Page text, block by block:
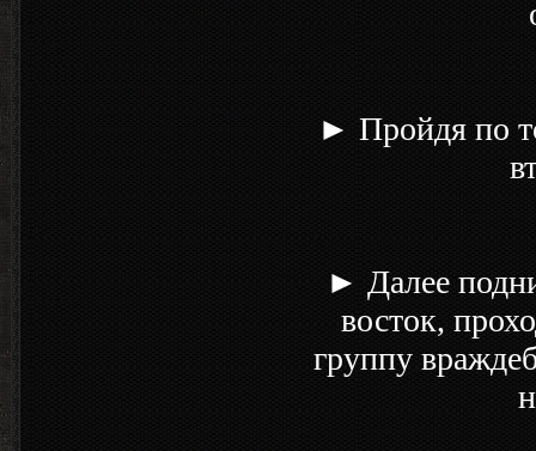
► Пройдя по
► Далее
восток,
группу